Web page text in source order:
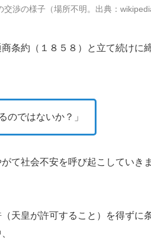
渉の様子（場所不明。出典：
条約（１８５８）と立て続けに
のではないか？」
て社会不安を呼び起こしていき
天皇が許可すること）を得ずに